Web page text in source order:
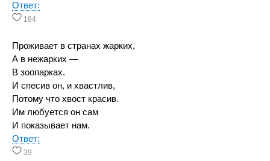
Ответ:
184
Проживает в странах жарких,
А в нежарких —
В зоопарках.
И спесив он, и хвастлив,
Потому что хвост красив.
Им любуется он сам
И показывает нам.
Ответ:
39